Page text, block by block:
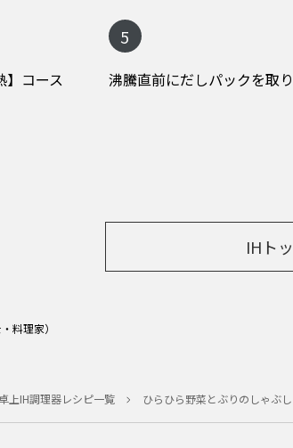
】コース
5
沸騰直前にだしパックを取
IHト
料理家）
卓上IH調理器レシピ一覧 ひらひら野菜とぶりのしゃぶ